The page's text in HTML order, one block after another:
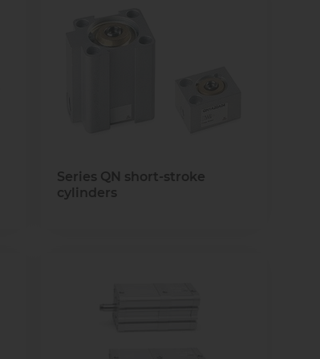
Series QN short-stroke
cylinders